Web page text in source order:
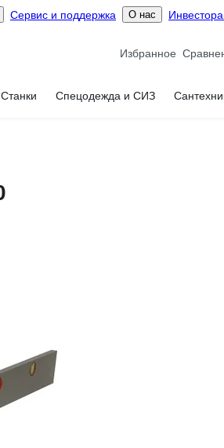
Сервис и поддержка О нас
Избранное
Станки Спецодежда и СИЗ